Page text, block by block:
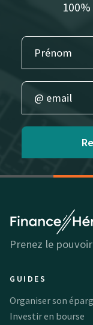
Prenez le
GUIDES
Organiser son
Investir en bourse